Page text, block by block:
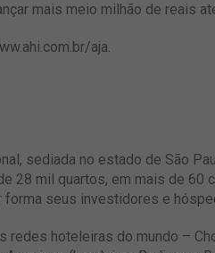
mais meio milhão de reais
aja.
sediada no estado de São
28 mil quartos, em mais de 60
seus investidores e
redes hoteleiras do mundo –